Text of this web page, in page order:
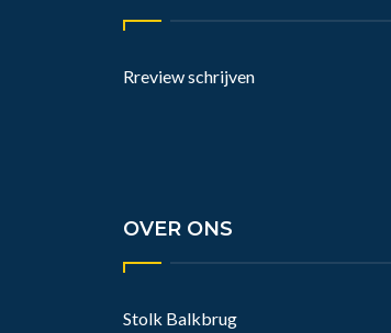
Rreview schrijven
OVER ONS
Stolk Balkbrug